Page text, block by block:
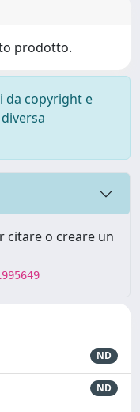
prodotto.
da copyright e
citare o creare un
ND
ND